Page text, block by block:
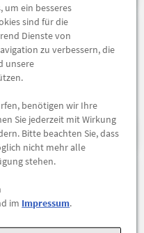
um ein besseres
sind für die
Dienste von
zu verbessern, die
unsere
benötigen wir Ihre
Sie jederzeit mit Wirkung
Bitte beachten Sie, dass
nicht mehr alle
stehen.
im Impressum.